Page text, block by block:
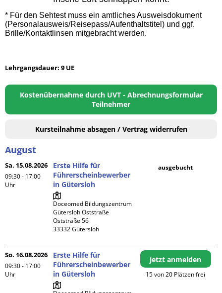
* Für den Sehtest muss ein amtliches Ausweisdokument
(Personalausweis/Reisepass/Aufenthaltstitel) und ggf.
Brille/Kontaktlinsen mitgebracht werden.
Lehrgangsdauer: 9 UE
Kostenübernahme durch UVT - Abrechnungsformular
Teilnehmer
Kursteilnahme absagen / Vertrag widerrufen
August
Sa. 15.08.2026
09:30 - 17:00
Uhr
Erste Hilfe für
Führerscheinbewerber
in Gütersloh
Doceomed Bildungszentrum
Gütersloh Oststraße
Oststraße 56
ausgebucht
So. 16.08.2026
09:30 - 17:00
Uhr
Erste Hilfe für
Führerscheinbewerber
in Gütersloh
jetzt anmelden
15 von 20 Plätzen frei